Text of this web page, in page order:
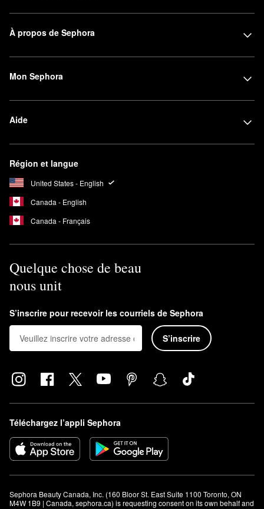
À propos de Sephora
Mon Sephora
Aide
Région et langue
United States - English
Canada - English
Canada - Français
Quelque chose de beau
nous unit
S’inscrire pour recevoir les courriels de Sephora
S’inscrire
Téléchargez l’appli Sephora
Sephora Beauty Canada, Inc. (160 Bloor St. East Suite 1100 Toronto, ON
M4W 1B9 | Canada, sephora.ca) is requesting consent on its own behalf and